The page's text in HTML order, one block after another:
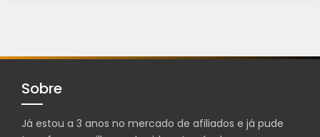
Sobre
Já estou a 3 anos no mercado de afiliados e já pude